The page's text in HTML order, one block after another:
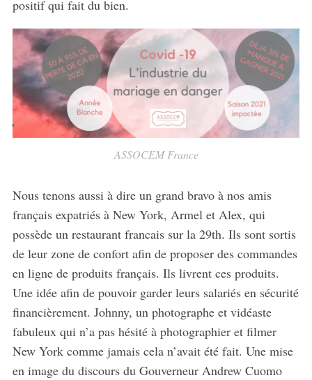
positif qui fait du bien.
ASSOCEM France
Nous tenons aussi à dire un grand bravo à nos amis
français expatriés à New York, Armel et Alex, qui
possède un restaurant francais sur la 29th. Ils sont sortis
de leur zone de confort afin de proposer des commandes
en ligne de produits français. Ils livrent ces produits.
Une idée afin de pouvoir garder leurs salariés en sécurité
financièrement. Johnny, un photographe et vidéaste
fabuleux qui n’a pas hésité à photographier et filmer
New York comme jamais cela n’avait été fait. Une mise
en image du discours du Gouverneur Andrew Cuomo